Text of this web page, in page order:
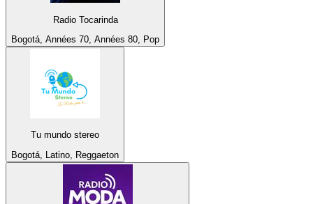
Radio Tocarinda
Bogotá, Années 70, Années 80, Pop
Tu mundo stereo
Bogotá, Latino, Reggaeton